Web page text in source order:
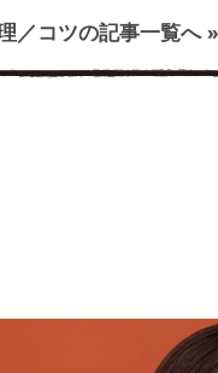
／コツの記事一覧へ »